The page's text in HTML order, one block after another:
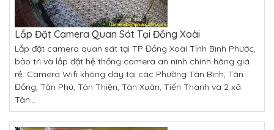
Lắp Đặt Camera Quan Sát Tại Đồng Xoài
Lắp đặt camera quan sát tại TP Đồng Xoài Tỉnh Bình Phước,
bảo trì và lắp đặt hệ thống camera an ninh chính hãng giá
rẻ. Camera Wifi không dây tại các Phường Tân Bình, Tân
Đồng, Tân Phú, Tân Thiện, Tân Xuân, Tiến Thành và 2 xã:
Tân...